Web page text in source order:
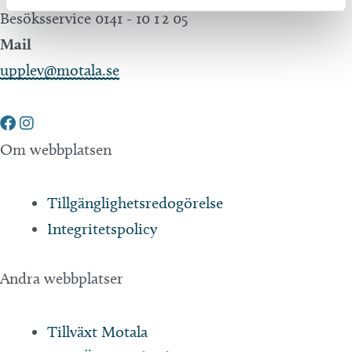
Besöksservice 0141 - 10 1 2 05
Mail
upplev@motala.se
Om webbplatsen
Tillgänglighetsredogörelse
Integritetspolicy
Andra webbplatser
Tillväxt Motala